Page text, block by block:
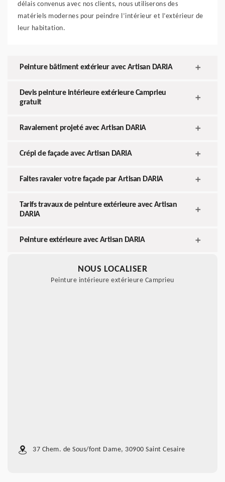
délais convenus avec nos clients, nous utiliserons des
matériels modernes pour peindre l’intérieur et l’extérieur de
leur habitation.
Peinture bâtiment extérieur avec Artisan DARIA
Devis peinture intérieure extérieure Camprieu
gratuit
Ravalement projeté avec Artisan DARIA
Crépi de façade avec Artisan DARIA
Faites ravaler votre façade par Artisan DARIA
Tarifs travaux de peinture extérieure avec Artisan
DARIA
Peinture extérieure avec Artisan DARIA
NOUS LOCALISER
Peinture intérieure extérieure Camprieu
37 Chem. de Sous/font Dame, 30900 Saint Cesaire